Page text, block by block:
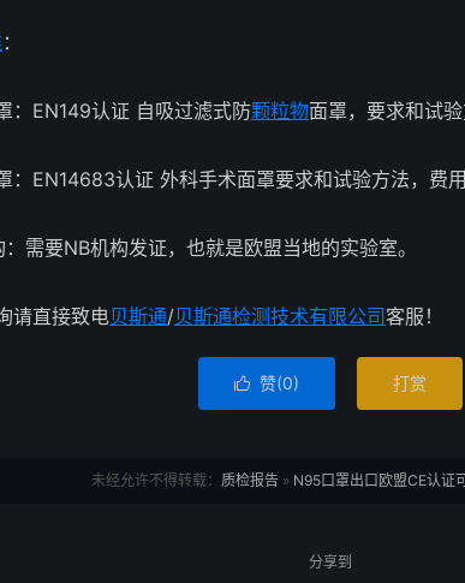
：
：EN149认证 自吸过滤式防颗粒物面罩，要求和试
：EN14683认证 外科手术面罩要求和试验方法，费用
需要NB机构发证，也就是欧盟当地的实验室。
请直接致电贝斯通/贝斯通检测技术有限公司客服！
 赞(0) 打赏
未经允许不得转载： 质检报告» N95口罩出口欧盟CE认证
分享到